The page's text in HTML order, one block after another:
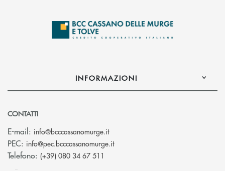
INFORMAZIONI
CONTATTI
E-mail: info@bcccassanomurge.it(si apre l’app di posta elettronica)
PEC: info@pec.bcccassanomurge.it(si apre l’app di posta
Telefono: (+39) 080 34 67 511